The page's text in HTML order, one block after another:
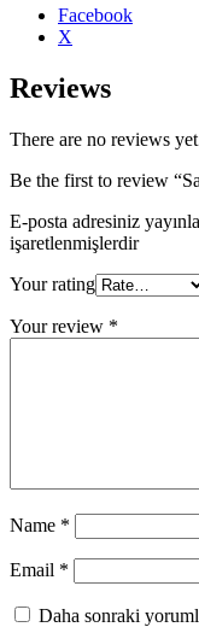
Share
"Saptım
Burçlar
Facebook
X
Reviews
There are no reviews
Be the first to review
E-posta adresiniz
işaretlenmişlerdir
Your rating
Your review *
Name *
Email *
Daha sonraki